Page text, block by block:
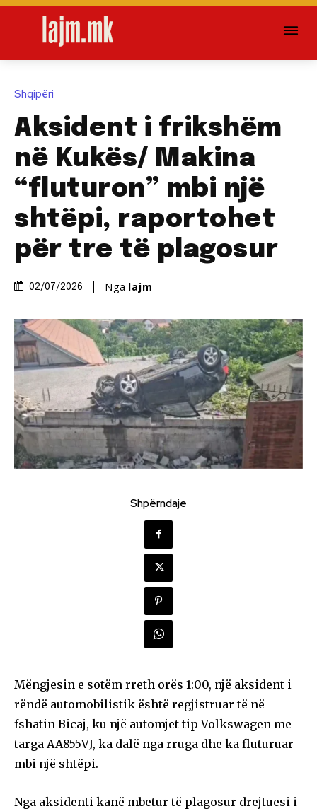
Shqipëri
Aksident i frikshëm
në Kukës/ Makina
“fluturon” mbi një
shtëpi, raportohet
për tre të plagosur
02/07/2026 Nga lajm
Shpërndaje
Mëngjesin e sotëm rreth orës 1:00, një aksident i
rëndë automobilistik është regjistruar të në
fshatin Bicaj, ku një automjet tip Volkswagen me
targa AA855VJ, ka dalë nga rruga dhe ka fluturuar
mbi një shtëpi.
Nga aksidenti kanë mbetur të plagosur drejtuesi i